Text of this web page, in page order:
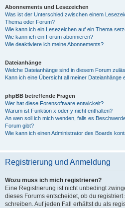
Abonnements und Lesezeichen
Was ist der Unterschied zwischen einem
Thema oder Forum?
Wie kann ich ein Lesezeichen auf ein Thema
Wie kann ich ein Forum abonnieren?
Wie deaktiviere ich meine Abonnements?
Dateianhänge
Welche Dateianhänge sind in diesem Forum
Kann ich eine Übersicht all meiner Dateianhänge
phpBB betreffende Fragen
Wer hat diese Forensoftware entwickelt?
Warum ist Funktion x oder y nicht enthalten?
An wen soll ich mich wenden, falls es
Forum gibt?
Wie kann ich einen Administrator des Boards
Registrierung und Anmeldung
Wozu muss ich mich registrieren?
Eine Registrierung ist nicht unbedingt
dieses Forums entscheidet, ob du
schreiben. Auf jeden Fall erhältst du als